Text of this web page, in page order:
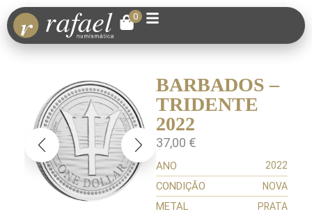
0
BARBADOS –
TRIDENTE
2022
37,00 €
ANO 2022
CONDIÇÃO NOVA
METAL PRATA